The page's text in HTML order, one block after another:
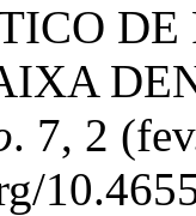
DE
. 7, 2